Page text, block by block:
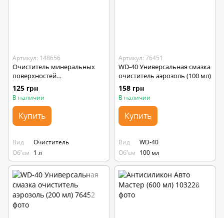
Артикул: 148656
Очиститель минеральных
поверхностей
универсальный Sikagard-S" 1
л
125 грн
В наличии
Купить
Вид
Очиститель
Об'єм 1 л
Артикул: 76451
WD-40 Универсальная смазка
очиститель аэрозоль (100 мл)
158 грн
В наличии
Купить
Вид
WD-40
Об'єм 100 мл